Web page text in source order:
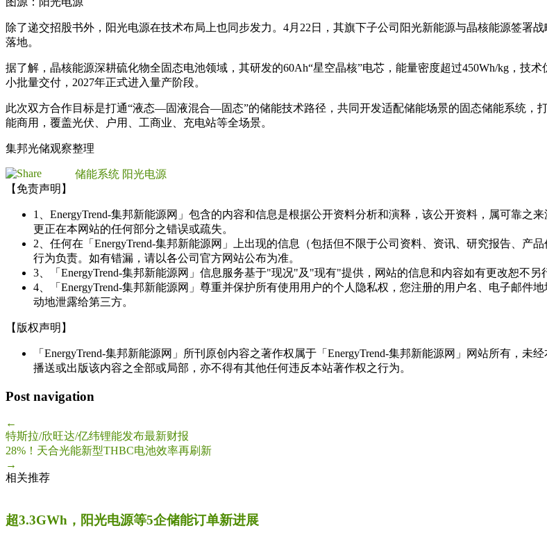
除了递交招股书外，阳光电源在技术布局上也同步发力。4月22日，其旗下子公司阳光新能源与晶核能源签署
落地。
据了解，晶核能源深耕硫化物全固态电池领域，其研发的60Ah“星空晶核”电芯，能量密度超过450Wh/kg，技
小批量交付，2027年正式进入量产阶段。
此次双方合作目标是打通“液态—固液混合—固态”的储能技术路径，共同开发适配储能场景的固态储能系统，
能商用，覆盖光伏、户用、工商业、充电站等全场景。
集邦光储观察整理
储能系统 阳光电源
【免责声明】
1、EnergyTrend-集邦新能源网」包含的内容和信息是根据公开资料分析和演释，该公开资料，属可靠
更正在本网站的任何部分之错误或疏失。
2、任何在「EnergyTrend-集邦新能源网」上出现的信息（包括但不限于公司资料、资讯、研究报告、
行为负责。如有错漏，请以各公司官方网站公布为准。
3、「EnergyTrend-集邦新能源网」信息服务基于"现况"及"现有"提供，网站的信息和内容如有更改恕不另
4、「EnergyTrend-集邦新能源网」尊重并保护所有使用用户的个人隐私权，您注册的用户名、电子邮
动地泄露给第三方。
【版权声明】
「EnergyTrend-集邦新能源网」所刊原创内容之著作权属于「EnergyTrend-集邦新能源网」网站所有，
播送或出版该内容之全部或局部，亦不得有其他任何违反本站著作权之行为。
Post navigation
←
特斯拉/欣旺达/亿纬锂能发布最新财报
28%！天合光能新型THBC电池效率再刷新
→
相关推荐
超3.3GWh，阳光电源等5企储能订单新进展